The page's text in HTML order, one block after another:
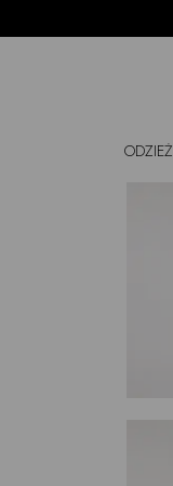
ODZIEŻ